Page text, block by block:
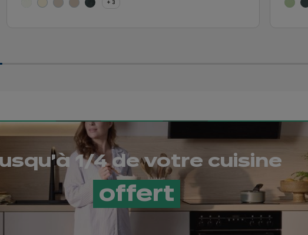
+ 3
1/4 de votre cuisine
offert